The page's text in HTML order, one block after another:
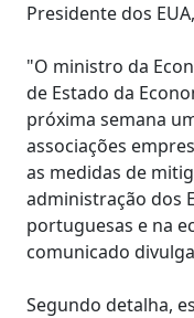
Presidente dos
"O ministro da
de Estado da
próxima semana
associações
as medidas de
administração dos
portuguesas e na
comunicado
Segundo detalha,